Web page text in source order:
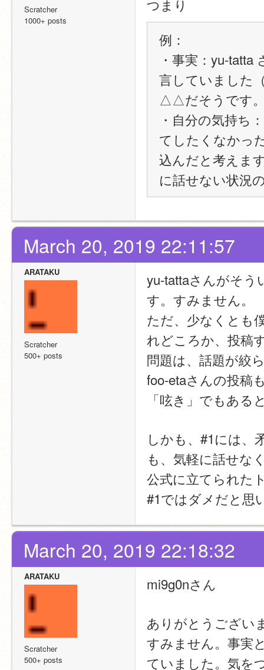
Scratcher
1000+ posts
つまり
例：
・事実：yu-
言していました
△△だそうです
・自分の気持ち
てしたくなかっ
込んだと考えま
に話せない状況
March 20, 2019 22:11:57
ARATAKU
Scratcher
500+ posts
yu-tattaさんがそう
す。すみません。
ただ、少なくとも
れどころか、投稿
問題は、話題が絞
foo-etaさんの投稿
「呟き」でもある
しかも、#1には、
も、気軽に話せな
公式に立てられた
#1ではダメだと思
March 20, 2019 22:18:32
ARATAKU
Scratcher
500+ posts
mi9g0nさん
ありがとうござい
すみません。事実
ていました。気を